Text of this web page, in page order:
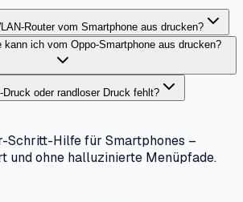
Router vom Smartphone aus drucken?
kann ich vom Oppo-Smartphone aus drucken?
oder randloser Druck fehlt?
Schritt-Hilfe für Smartphones –
und ohne halluzinierte Menüpfade.